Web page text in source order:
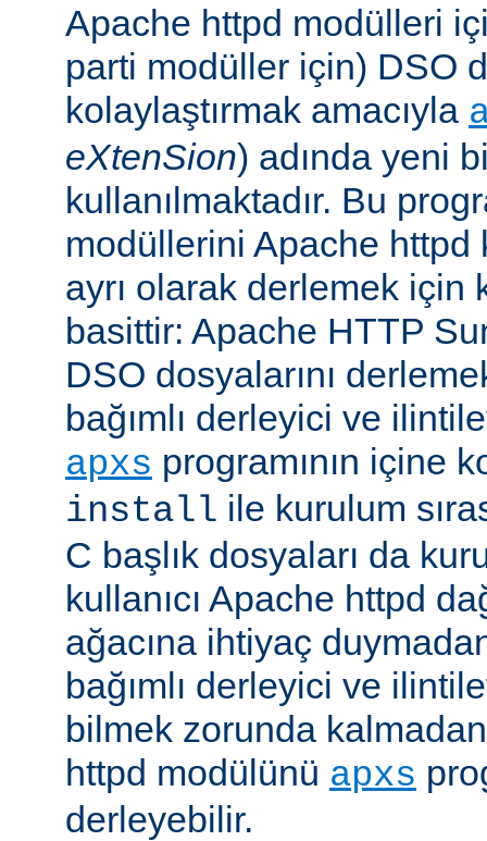
Apache httpd modülleri
parti modüller için) DSO
kolaylaştırmak amacıyla
eXtenSion) adında yeni
kullanılmaktadır. Bu
modüllerini Apache httpd
ayrı olarak derlemek için
basittir: Apache HTTP
DSO dosyalarını
bağımlı derleyici ve
apxs programının içine
install ile kurulum
C başlık dosyaları da
kullanıcı Apache httpd
ağacına ihtiyaç
bağımlı derleyici ve
bilmek zorunda
httpd modülünü apxs
derleyebilir.